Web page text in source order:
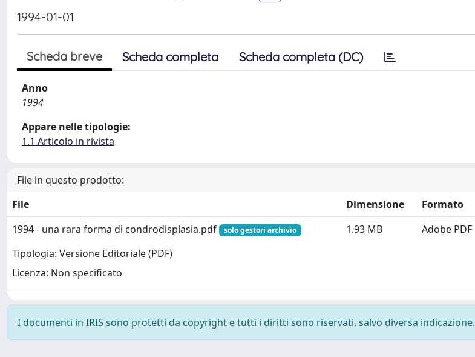
1994-01-01
Scheda breve Scheda completa Scheda completa (DC)
Anno
1994
Appare nelle tipologie:
1.1 Articolo in rivista
File in questo prodotto:
File
Dimensione
Formato
1994 - una rara forma di condrodisplasia.pdf
solo gestori archivio
Tipologia: Versione Editoriale (PDF)
Licenza: Non specificato
1.93 MB Adobe PDF
I documenti in IRIS sono protetti da copyright e tutti i diritti sono riservati, salvo diversa indicazione.